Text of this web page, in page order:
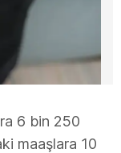
6 bin 250
maaşlara 10